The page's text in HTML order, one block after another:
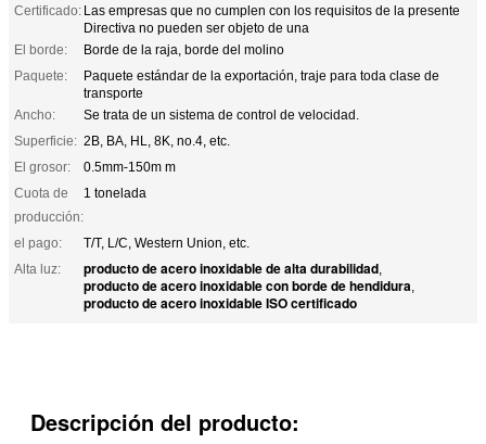
Certificado: Las empresas que no cumplen con los requisitos de la presente
Directiva no pueden ser objeto de una
El borde:
Borde de la raja, borde del molino
Paquete:
Paquete estándar de la exportación, traje para toda clase de
transporte
Ancho:
Se trata de un sistema de control de velocidad.
Superficie: 2B, BA, HL, 8K, no.4, etc.
El grosor:
0.5mm-150m m
Cuota de
producción:
1 tonelada
el pago:
T/T, L/C, Western Union, etc.
Alta luz:
producto de acero inoxidable de alta durabilidad,
producto de acero inoxidable con borde de hendidura,
producto de acero inoxidable ISO certificado
Descripción del producto: